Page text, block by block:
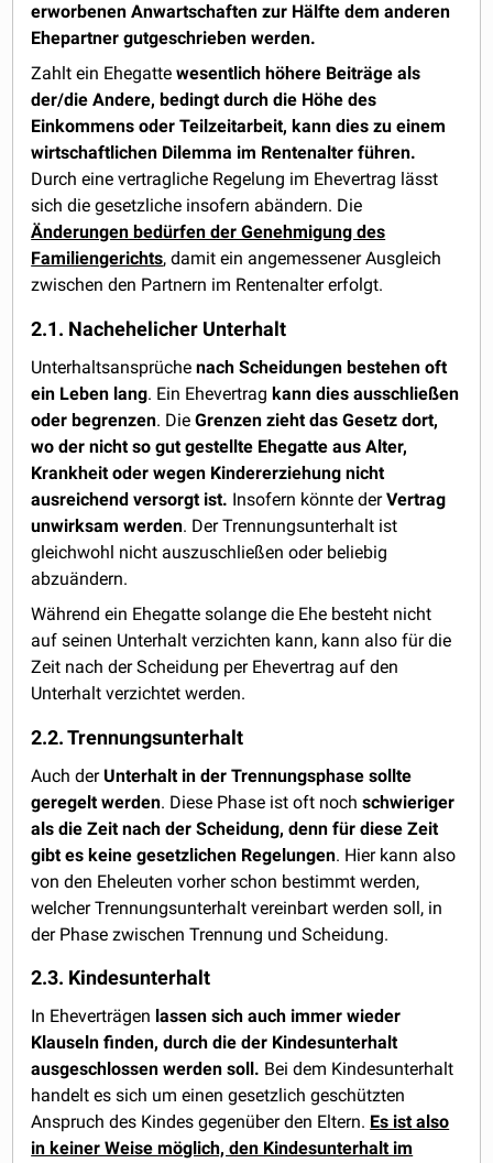
erworbenen Anwartschaften zur Hälfte dem anderen
Ehepartner gutgeschrieben werden.
Zahlt ein Ehegattewesentlich höhere Beiträge als
der/die Andere, bedingt durch die Höhe des
Einkommens oder Teilzeitarbeit, kann dies zu einem
wirtschaftlichen Dilemma im Rentenalter führen.
Durch eine vertragliche Regelung im Ehevertrag lässt
sich die gesetzliche insofern abändern. Die
Änderungen bedürfen der Genehmigung des
Familiengerichts, damit ein angemessener Ausgleich
zwischen den Partnern im Rentenalter erfolgt.
2.1. Nachehelicher Unterhalt
Unterhaltsansprüchenach Scheidungen bestehen oft
ein Leben lang. Ein Ehevertragkann dies ausschließen
oder begrenzen. DieGrenzen zieht das Gesetz dort,
wo der nicht so gut gestellte Ehegatte aus Alter,
Krankheit oder wegen Kindererziehung nicht
ausreichend versorgt ist. Insofern könnte derVertrag
unwirksam werden. Der Trennungsunterhalt ist
gleichwohl nicht auszuschließen oder beliebig
abzuändern.
Während ein Ehegatte solange die Ehe besteht nicht
auf seinen Unterhalt verzichten kann, kann also für die
Zeit nach der Scheidung per Ehevertrag auf den
Unterhalt verzichtet werden.
2.2. Trennungsunterhalt
Auch derUnterhalt in der Trennungsphase sollte
geregelt werden. Diese Phase ist oft nochschwieriger
als die Zeit nach der Scheidung, denn für diese Zeit
gibt es keine gesetzlichen Regelungen. Hier kann also
von den Eheleuten vorher schon bestimmt werden,
welcher Trennungsunterhalt vereinbart werden soll, in
der Phase zwischen Trennung und Scheidung.
2.3. Kindesunterhalt
In Eheverträgen lassen sich auch immer wieder
Klauseln finden, durch die der Kindesunterhalt
ausgeschlossen werden soll. Bei dem Kindesunterhalt
handelt es sich um einen gesetzlich geschützten
Anspruch des Kindes gegenüber den Eltern. Es ist also
in keiner Weise möglich, den Kindesunterhalt im